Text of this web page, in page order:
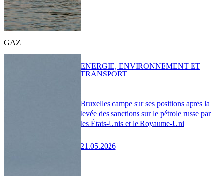
GAZ
Bruxelles campe sur ses positions après la
levée des sanctions sur le pétrole russe par
les États-Unis et le Royaume-Uni
21.05.2026
ENERGIE, ENVIRONNEMENT ET
TRANSPORT